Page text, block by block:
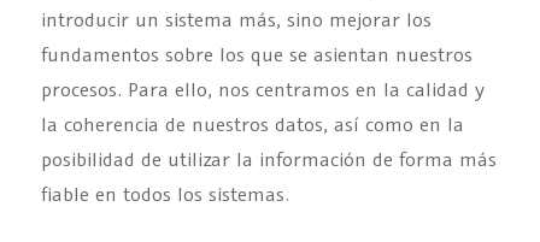
introducir un sistema más, sino mejorar los
fundamentos sobre los que se asientan nuestros
procesos. Para ello, nos centramos en la calidad y
la coherencia de nuestros datos, así como en la
posibilidad de utilizar la información de forma más
fiable en todos los sistemas.